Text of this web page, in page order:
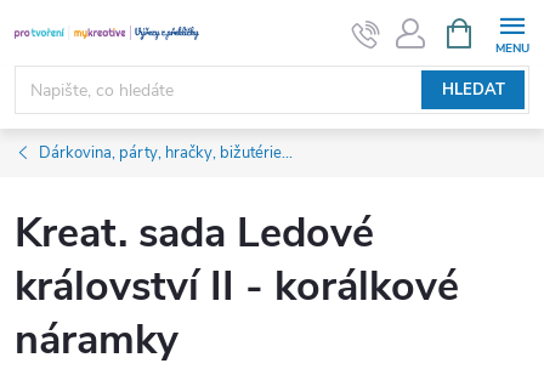
na
obsah
HLEDAT
NÁKUPNÍ
KOŠÍK
Dárkovina, párty, hračky, bižutérie...
Kreat. sada Ledové
království II - korálkové
náramky